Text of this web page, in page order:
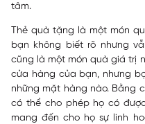
tâm.
Thẻ quà tặng là một món
bạn không biết rõ nhưng
cũng là một món quà giá trị
cửa hàng của bạn, nhưng
những mặt hàng nào. Bằng
có thể cho phép họ có
mang đến cho họ sự linh